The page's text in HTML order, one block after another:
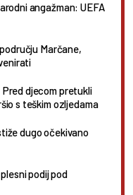
angažman: UEFA
Marčane,
djecom pretukli
s teškim ozljedama
dugo očekivano
podij pod